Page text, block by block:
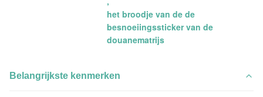
het broodje van de de
besnoeiingssticker van de
douanematrijs
Belangrijkste kenmerken